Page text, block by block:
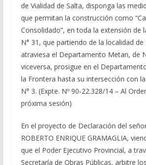
de Vialidad de Salta, disponga las
que permitan la construcción como
Consolidado”, en toda la extensión de
N° 31, que partiendo de la localidad de
atraviesa el Departamento Metan, de
viceversa, prosigue en el
la Frontera hasta su intersección con
N° 3. (Expte. Nº 90-22.328/14 – Al
próxima sesión)
En el proyecto de Declaración del
ROBERTO ENRIQUE GRAMAGLIA,
que el Poder Ejecutivo Provincial, a
Secretaría de Obras Públicas, arbitre